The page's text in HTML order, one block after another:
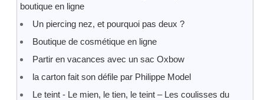
boutique en ligne
Un piercing nez, et pourquoi pas deux ?
Boutique de cosmétique en ligne
Partir en vacances avec un sac Oxbow
la carton fait son défile par Philippe Model
Le teint - Le mien, le tien, le teint – Les coulisses du